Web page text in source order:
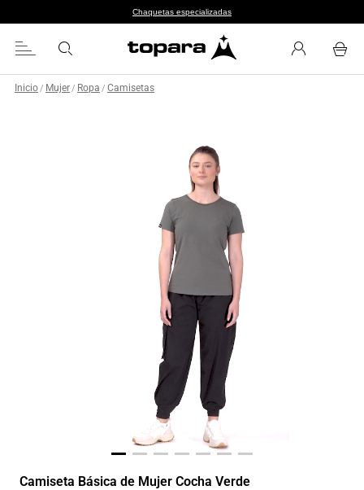
Chaquetas especializadas
Inicio / Mujer / Ropa / Camisetas
Camiseta Básica de Mujer Cocha Verde